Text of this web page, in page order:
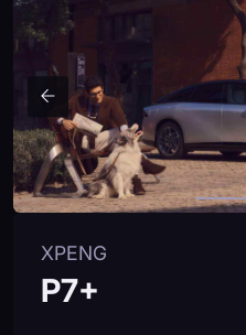
XPENG
P7+